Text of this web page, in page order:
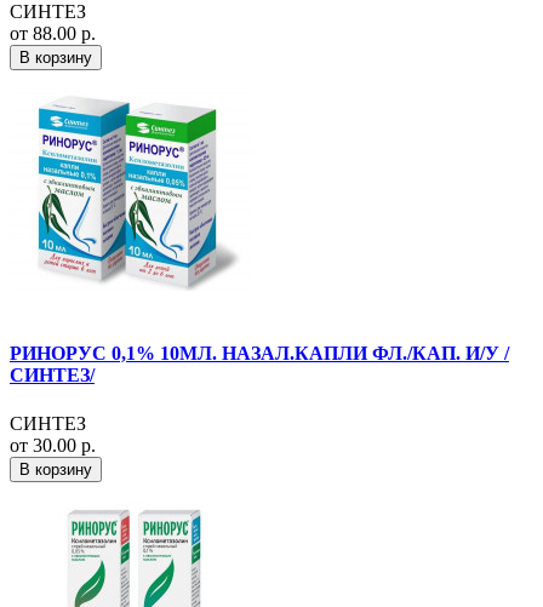
СИНТЕЗ
от 88.00 р.
В корзину
РИНОРУС 0,1% 10МЛ. НАЗАЛ.КАПЛИ ФЛ./КАП. И/У /
СИНТЕЗ/
СИНТЕЗ
от 30.00 р.
В корзину